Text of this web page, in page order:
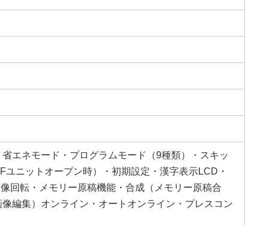
エネモード・プログラムモード（9種類）・スキッ
ニットオープン時）・初期設定・漢字表示LCD・
回転・メモリー原稿機能・合成（メモリー原稿合
編集）オンライン・オートオンライン・プレスコン